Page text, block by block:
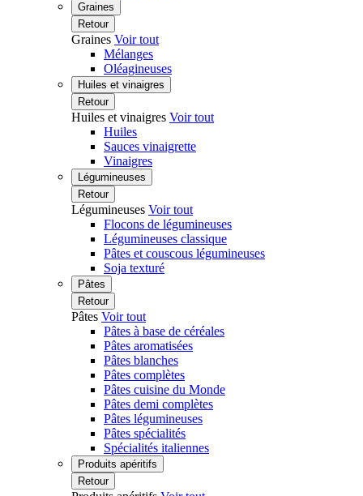
Graines
Retour
Graines Voir tout
Mélanges
Oléagineuses
Huiles et vinaigres
Retour
Huiles et vinaigres Voir tout
Huiles
Sauces vinaigrette
Vinaigres
Légumineuses
Retour
Légumineuses Voir tout
Flocons de légumineuses
Légumineuses classique
Pâtes et couscous légumineuses
Soja texturé
Pâtes
Retour
Pâtes Voir tout
Pâtes à base de céréales
Pâtes aromatisées
Pâtes blanches
Pâtes complètes
Pâtes cuisine du Monde
Pâtes demi complètes
Pâtes légumineuses
Pâtes spécialités
Spécialités italiennes
Produits apéritifs
Retour